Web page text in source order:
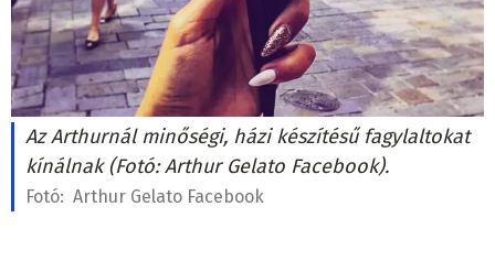
Az Arthurnál minőségi, házi készítésű fagylaltokat
kínálnak (Fotó: Arthur Gelato Facebook).
Fotó: Arthur Gelato Facebook